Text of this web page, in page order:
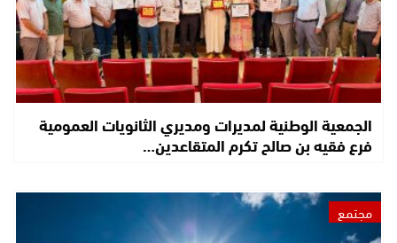
الجمعية الوطنية لمديرات ومديري الثانويات العمومية
فرع فقيه بن صالح تكرم المتقاعدين…
مجتمع